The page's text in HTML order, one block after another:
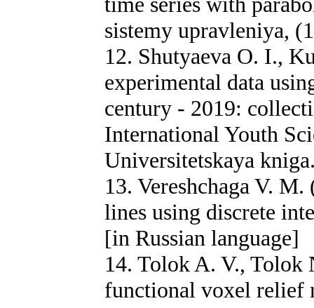
sistemy upravleniya,
12. Shutyaeva O. I.,
experimental data
century - 2019:
International Youth
Universitetskaya
13. Vereshchaga V.
lines using discrete
[in Russian language]
14. Tolok A. V., Tolok
functional voxel relief